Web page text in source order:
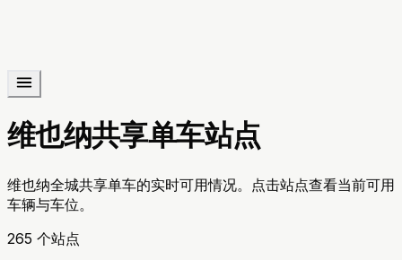
维也纳共享单车站点
维也纳全城共享单车的实时可用情况。点击站点查看当前可用
车辆与车位。
265 个站点